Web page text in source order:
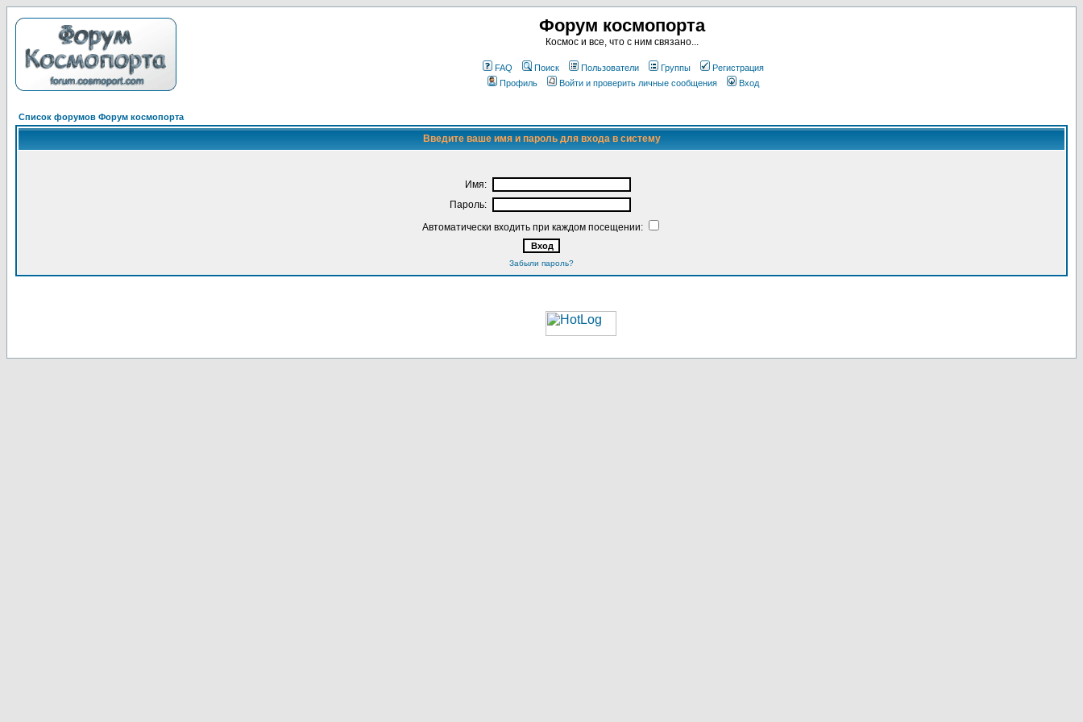
Форум космопорта
Космос и все, что с ним связано...
FAQ Поиск Пользователи Группы
Регистрация
Профиль
Войти и проверить личные сообщения Вход
Список форумов Форум космопорта
Введите ваше имя и пароль для входа в систему
Имя:
Пароль:
Автоматически входить при каждом посещении:
Забыли пароль?